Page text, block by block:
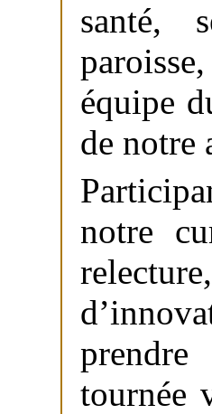
santé,
équipe
de notre
notre
tournée